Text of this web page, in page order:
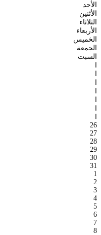
الأحد
الأثنين
الثلاثاء
الأربعاء
الخميس
الجمعة
السبت
26
27
28
29
30
31
1
2
3
4
5
6
7
8